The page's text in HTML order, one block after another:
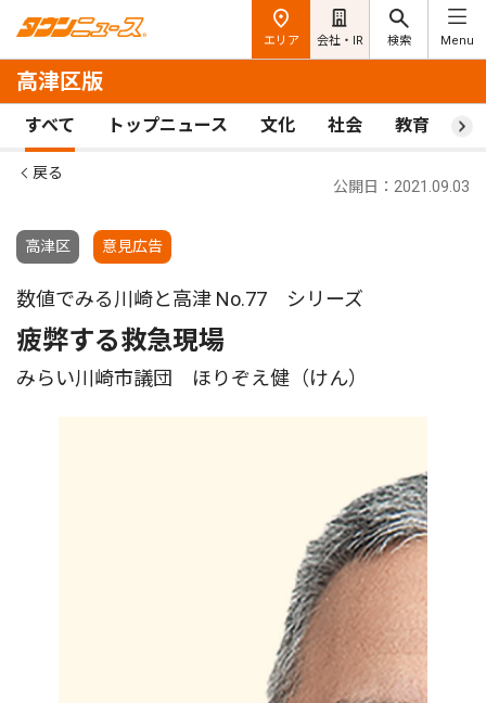
エリア 会社・IR 検索 Menu
高津区版
すべて トップニュース 文化 社会 教育 ス
戻る
高津区 意見広告
公開日：2021.09.03
数値でみる川崎と高津 No.77 シリーズ
疲弊する救急現場
みらい川崎市議団 ほりぞえ健（けん）